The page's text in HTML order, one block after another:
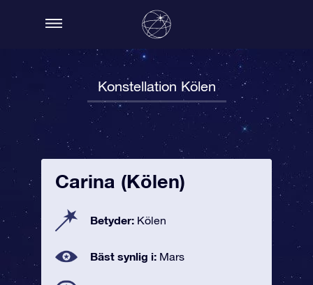
Konstellation Kölen
Carina (Kölen)
Betyder: Kölen
Bäst synlig i: Mars